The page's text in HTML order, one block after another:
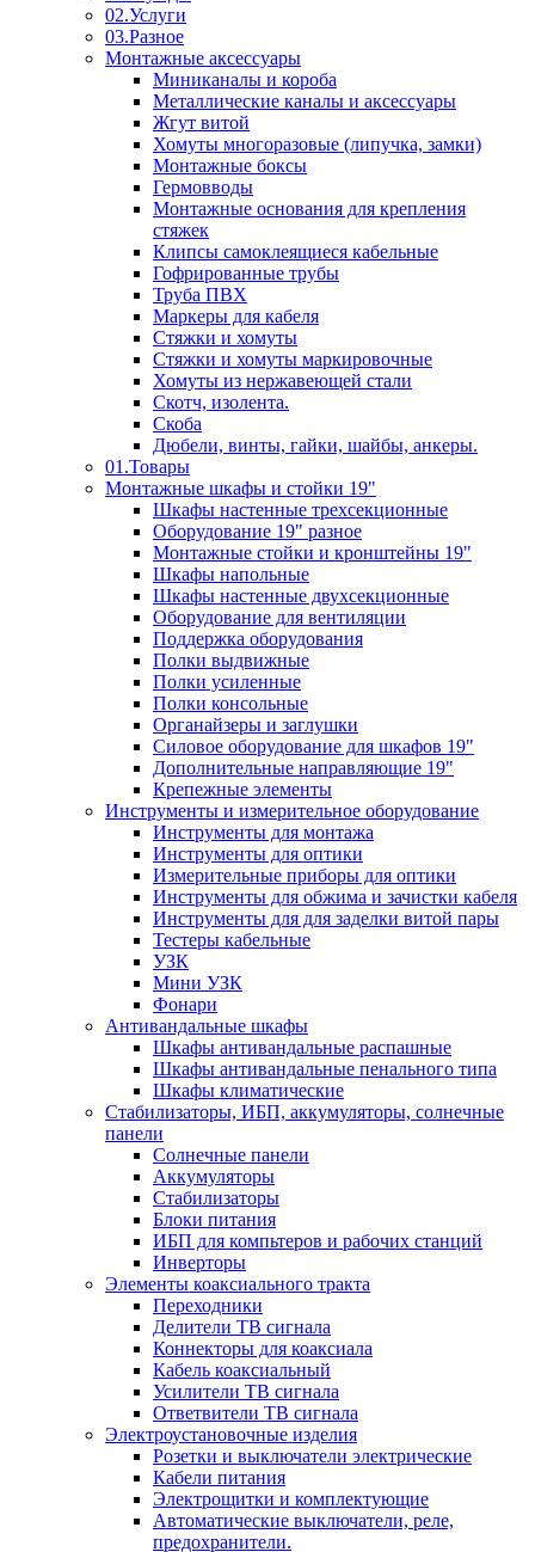
02.Услуги
03.Разное
Монтажные аксессуары
Миниканалы и короба
Металлические каналы и аксессуары
Жгут витой
Хомуты многоразовые (липучка, замки)
Монтажные боксы
Гермовводы
Монтажные основания для крепления
стяжек
Клипсы самоклеящиеся кабельные
Гофрированные трубы
Труба ПВХ
Маркеры для кабеля
Стяжки и хомуты
Стяжки и хомуты маркировочные
Хомуты из нержавеющей стали
Скотч, изолента.
Скоба
Дюбели, винты, гайки, шайбы, анкеры.
01.Товары
Монтажные шкафы и стойки 19"
Шкафы настенные трехсекционные
Оборудование 19" разное
Монтажные стойки и кронштейны 19"
Шкафы напольные
Шкафы настенные двухсекционные
Оборудование для вентиляции
Поддержка оборудования
Полки выдвижные
Полки усиленные
Полки консольные
Органайзеры и заглушки
Силовое оборудование для шкафов 19"
Дополнительные направляющие 19"
Крепежные элементы
Инструменты и измерительное оборудование
Инструменты для монтажа
Инструменты для оптики
Измерительные приборы для оптики
Инструменты для обжима и зачистки кабеля
Инструменты для для заделки витой пары
Тестеры кабельные
УЗК
Мини УЗК
Фонари
Антивандальные шкафы
Шкафы антивандальные распашные
Шкафы антивандальные пенального типа
Шкафы климатические
Стабилизаторы, ИБП, аккумуляторы, солнечные
панели
Солнечные панели
Аккумуляторы
Стабилизаторы
Блоки питания
ИБП для компьтеров и рабочих станций
Инверторы
Элементы коаксиального тракта
Переходники
Делители ТВ сигнала
Коннекторы для коаксиала
Кабель коаксиальный
Усилители ТВ сигнала
Ответвители ТВ сигнала
Электроустановочные изделия
Розетки и выключатели электрические
Кабели питания
Электрощитки и комплектующие
Автоматические выключатели, реле,
предохранители.